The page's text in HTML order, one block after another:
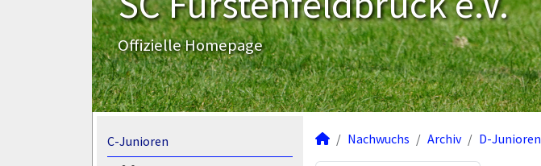
Offizielle Homepage
C-Junioren
Nachwuchs Archiv D-Junioren